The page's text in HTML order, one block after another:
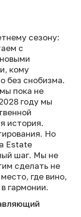
сезону:
с
кому
без снобизма.
пока не
году мы
история.
Но
Estate
шаг. Мы не
сделать не
где вино,
гармонии.